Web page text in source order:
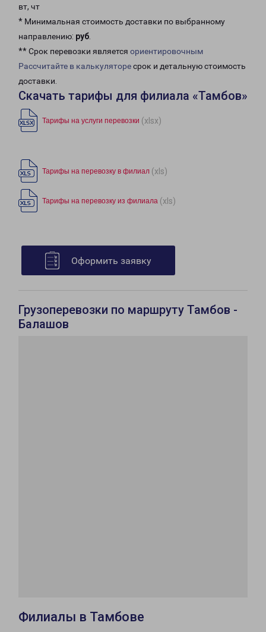
вт, чт
* Минимальная стоимость доставки по выбранному
направлению: руб.
** Срок перевозки является ориентировочным
Рассчитайте в калькуляторесрок и детальную стоимость
доставки.
Скачать тарифы для филиала «Тамбов»
Тарифы на услуги перевозки (xlsx)
Тарифы на перевозку в филиал (xls)
Тарифы на перевозку из филиала (xls)
Оформить заявку
Грузоперевозки по маршруту Тамбов -
Балашов
Филиалы в Тамбове